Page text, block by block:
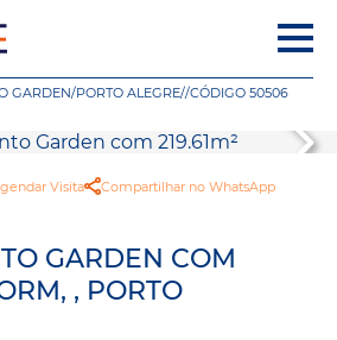
GARDEN/PORTO ALEGRE//CÓDIGO 50506
Visita Compartilhar no WhatsApp
GARDEN COM
, PORTO